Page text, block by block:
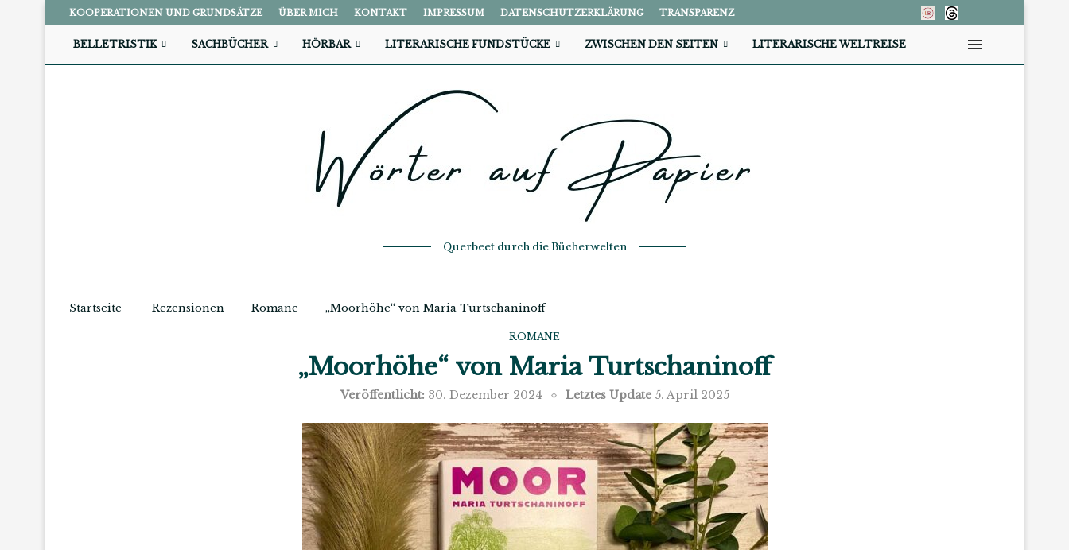
KOOPERATIONEN UND GRUNDSÄTZE ÜBER MICH KONTAKT IMPRESSUM DATENSCHUTZERKLÄRUNG TRANSPARENZ
BELLETRISTIK SACHBÜCHER HÖRBAR LITERARISCHE FUNDSTÜCKE ZWISCHEN DEN SEITEN LITERARISCHE WELTREISE
Querbeet durch die Bücherwelten
Startseite Rezensionen Romane „Moorhöhe“ von Maria Turtschaninoff
ROMANE
„Moorhöhe“ von Maria Turtschaninoff
Veröffentlicht: 30. Dezember 2024 Letztes Update 5. April 2025